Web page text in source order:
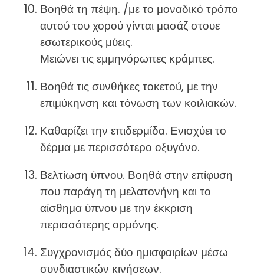
Βοηθά τη πέψη. /με το μοναδικό τρόπο
αυτού του χορού γίνται μασάζ στουε
εσωτερικούς μύεις.
Μειώνει τις εμμηνόρωπες κράμπες.
Βοηθά τις συνθήκες τοκετού, με την
επιμύκηνση και τόνωση των κοιλιακών.
Καθαρίζει την επιδερμίδα. Ενισχύει το
δέρμα με περισσότερο οξυγόνο.
Βελτίωση ύπνου. Βοηθά στην επίφυση
που παράγη τη μελατονήνη και το
αίσθημα ύπνου με την έκκριση
περισσότερης ορμόνης.
Συγχρονισμός δύο ημισφαιρίων μέσω
συνδιαστικών κινήσεων.